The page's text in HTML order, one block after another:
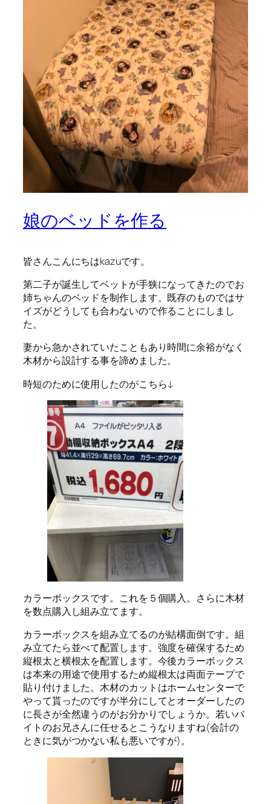
娘のベッドを作る
皆さんこんにちはkazuです。
第二子が誕生してベットが手狭になってきたのでお
姉ちゃんのベッドを制作します。既存のものではサ
イズがどうしても合わないので作ることにしまし
た。
妻から急かされていたこともあり時間に余裕がなく
木材から設計する事を諦めました。
時短のために使用したのがこちら↓
カラーボックスです。これを５個購入。さらに木材
を数点購入し組み立てます。
カラーボックスを組み立てるのが結構面倒です。組
み立てたら並べて配置します。強度を確保するため
縦根太と横根太を配置します。今後カラーボックス
は本来の用途で使用するため縦根太は両面テープで
貼り付けました。木材のカットはホームセンターで
やって貰ったのですが半分にしてとオーダーしたの
に長さが全然違うのがお分かりでしょうか。若いバ
イトのお兄さんに任せるとこうなりますね(会計の
ときに気がつかない私も悪いですが)。